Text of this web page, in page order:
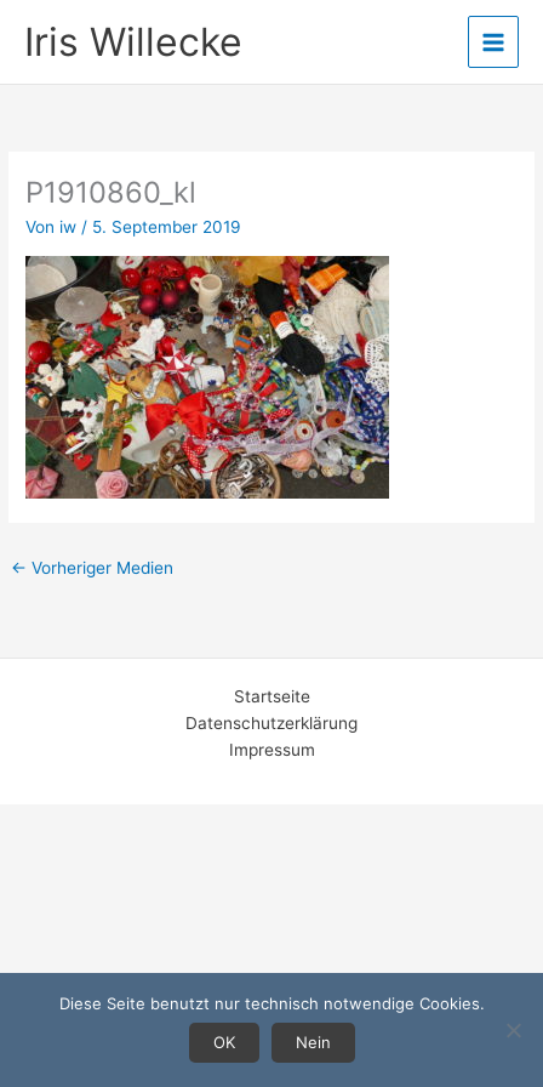
InhaltIris Willecke
P1910860_kl
Von iw / 5. September 2019
← Vorheriger Medien
Startseite
Datenschutzerklärung
Impressum
Diese Seite benutzt nur technisch notwendige Cookies.
OK
Nein